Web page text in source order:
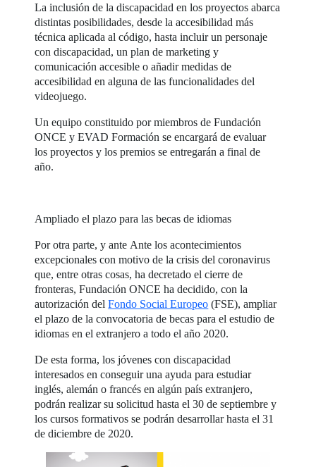
La inclusión de la discapacidad en los proyectos abarca
distintas posibilidades, desde la accesibilidad más
técnica aplicada al código, hasta incluir un personaje
con discapacidad, un plan de marketing y
comunicación accesible o añadir medidas de
accesibilidad en alguna de las funcionalidades del
videojuego.
Un equipo constituido por miembros de Fundación
ONCE y EVAD Formación se encargará de evaluar
los proyectos y los premios se entregarán a final de
año.
Ampliado el plazo para las becas de idiomas
Por otra parte, y ante Ante los acontecimientos
excepcionales con motivo de la crisis del coronavirus
que, entre otras cosas, ha decretado el cierre de
fronteras, Fundación ONCE ha decidido, con la
autorización delFondo Social Europeo (FSE), ampliar
el plazo de la convocatoria de becas para el estudio de
idiomas en el extranjero a todo el año 2020.
De esta forma, los jóvenes con discapacidad
interesados en conseguir una ayuda para estudiar
inglés, alemán o francés en algún país extranjero,
podrán realizar su solicitud hasta el 30 de septiembre y
los cursos formativos se podrán desarrollar hasta el 31
de diciembre de 2020.